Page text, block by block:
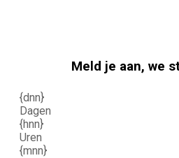
Meld je aan, we
{dnn}
Dagen
{hnn}
Uren
{mnn}